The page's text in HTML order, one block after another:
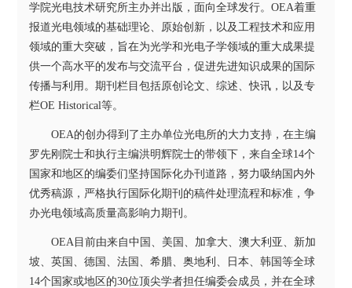
学院光电技术研究所主办并出版，面向全球发行。OEA着重
报道光电领域的基础理论、原始创新，以及工程技术和应用
领域的重大突破，旨在为光学和光电子学领域的重大成果提
供一个高水平的发布与交流平台，促进先进知识成果的国际
传播与利用。期刊栏目包括原创论文、综述、快讯，以及专
栏OE Historical等。
OEA的创办得到了主办单位光电所的大力支持，在主编
罗先刚院士和执行主编洪明辉院士的带领下，来自全球14个
国家和地区的编委们坚持国际化办刊道路，努力吸纳国内外
优秀稿源，严格执行国际化期刊的稿件处理流程和标准，争
办光电领域高质量高影响力期刊。
OEA 目前由来自中国、美国、加拿大、澳大利亚、新加
坡、英国、德国、法国、希腊、奥地利、日本、韩国等全球
14个国家或地区的30位顶尖学者担任编委会成员，并在全球